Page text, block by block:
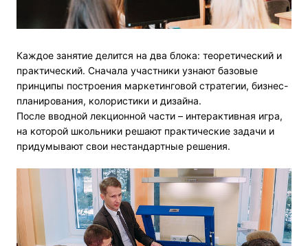
Каждое занятие делится на два блока: теоретический и
практический. Сначала участники узнают базовые
принципы построения маркетинговой стратегии, бизнес-
планирования, колористики и дизайна.
После вводной лекционной части – интерактивная игра,
на которой школьники решают практические задачи и
придумывают свои нестандартные решения.